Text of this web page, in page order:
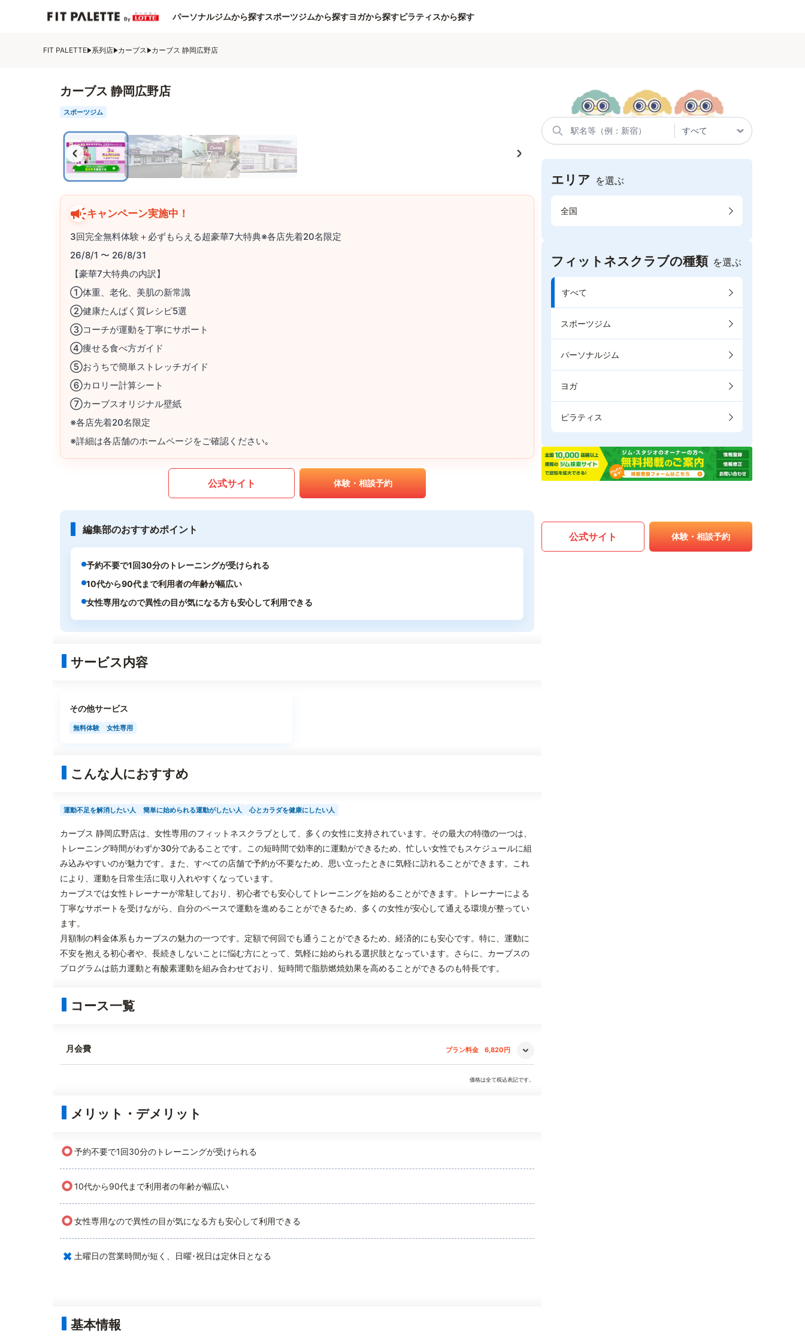
パーソナルジムから探すスポーツジムから探すヨガから探すピラティスから探す
FIT PALETTE 系列店 カーブス カーブス 静岡広野店
カーブス 静岡広野店
スポーツジム
キャンペーン実施中！
3回完全無料体験＋必ずもらえる超豪華7大特典※各店先着20名限定
26/8/1 〜 26/8/31
【豪華7大特典の内訳】
①体重、老化、美肌の新常識
②健康たんぱく質レシピ5選
③コーチが運動を丁寧にサポート
④痩せる食べ方ガイド
⑤おうちで簡単ストレッチガイド
⑥カロリー計算シート
⑦カーブスオリジナル壁紙
※各店先着20名限定
※詳細は各店舗のホームページをご確認ください｡
公式サイト 体験・相談予約
編集部のおすすめポイント
予約不要で1回30分のトレーニングが受けられる
10代から90代まで利用者の年齢が幅広い
女性専用なので異性の目が気になる方も安心して利用できる
サービス内容
その他サービス
無料体験 女性専用
こんな人におすすめ
運動不足を解消したい人 簡単に始められる運動がしたい人 心とカラダを健康にしたい人
カーブス 静岡広野店は、女性専用のフィットネスクラブとして、多くの女性に支持されています。その最大の特徴の一つは、
トレーニング時間がわずか30分であることです。この短時間で効率的に運動ができるため、忙しい女性でもスケジュールに組
み込みやすいのが魅力です。また、すべての店舗で予約が不要なため、思い立ったときに気軽に訪れることができます。これ
により、運動を日常生活に取り入れやすくなっています。
カーブスでは女性トレーナーが常駐しており、初心者でも安心してトレーニングを始めることができます。トレーナーによる
丁寧なサポートを受けながら、自分のペースで運動を進めることができるため、多くの女性が安心して通える環境が整ってい
ます。
月額制の料金体系もカーブスの魅力の一つです。定額で何回でも通うことができるため、経済的にも安心です。特に、運動に
不安を抱える初心者や、長続きしないことに悩む方にとって、気軽に始められる選択肢となっています。さらに、カーブスの
プログラムは筋力運動と有酸素運動を組み合わせており、短時間で脂肪燃焼効果を高めることができるのも特長です。
コース一覧
月会費 プラン料金 6,820円
価格は全て税込表記です。
メリット・デメリット
○予約不要で1回30分のトレーニングが受けられる
○10代から90代まで利用者の年齢が幅広い
○女性専用なので異性の目が気になる方も安心して利用できる
× 土曜日の営業時間が短く、日曜･祝日は定休日となる
基本情報
エリア を選ぶ
全国
フィットネスクラブの種類 を選ぶ
すべて
スポーツジム
パーソナルジム
ヨガ
ピラティス
公式サイト 体験・相談予約